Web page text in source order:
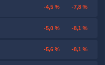
-4,5 % -7,8 %
-5,0 % -8,1 %
-5,6 % -8,1 %